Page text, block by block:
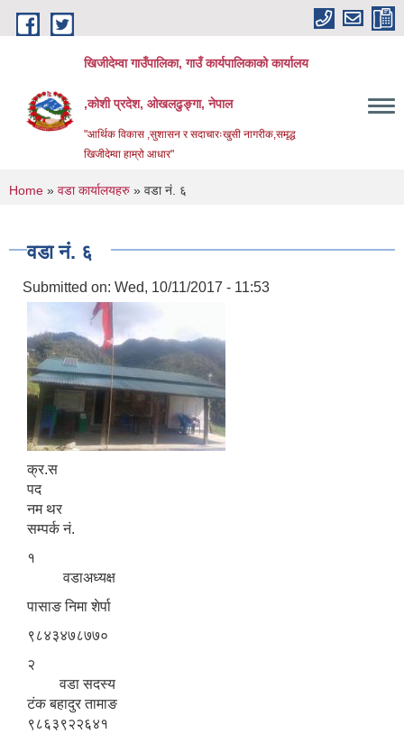
Skip to main content
खिजीदेम्वा गाउँपालिका, गाउँ कार्यपालिकाको कार्यालय
,कोशी प्रदेश, ओखलढुङ्गा, नेपाल
"आर्थिक विकास ,सुशासन र सदाचारःखुसी नागरीक,समृद्ध
खिजीदेम्वा हाम्रो आधार"
You are here
Home » वडा कार्यालयहरु » वडा नं. ६
वडा नं. ६
Submitted on: Wed, 10/11/2017 - 11:53
क्र.स
पद
नम थर
सम्पर्क नं.
१
वडाअध्यक्ष
पासाङ निमा शेर्पा
९८४३४७८७७०
२
वडा सदस्य
टंक बहादुर तामाङ
९८६३९२२६४१